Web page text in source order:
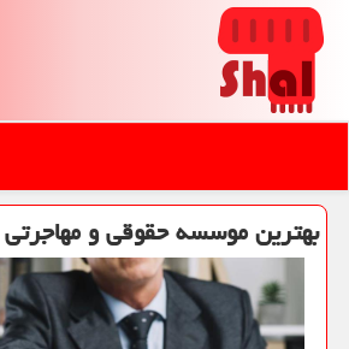
بهترین موسسه حقوقی و مهاجرتی